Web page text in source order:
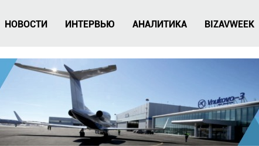
НОВОСТИ ИНТЕРВЬЮ АНАЛИТИКА BIZAVWEEK